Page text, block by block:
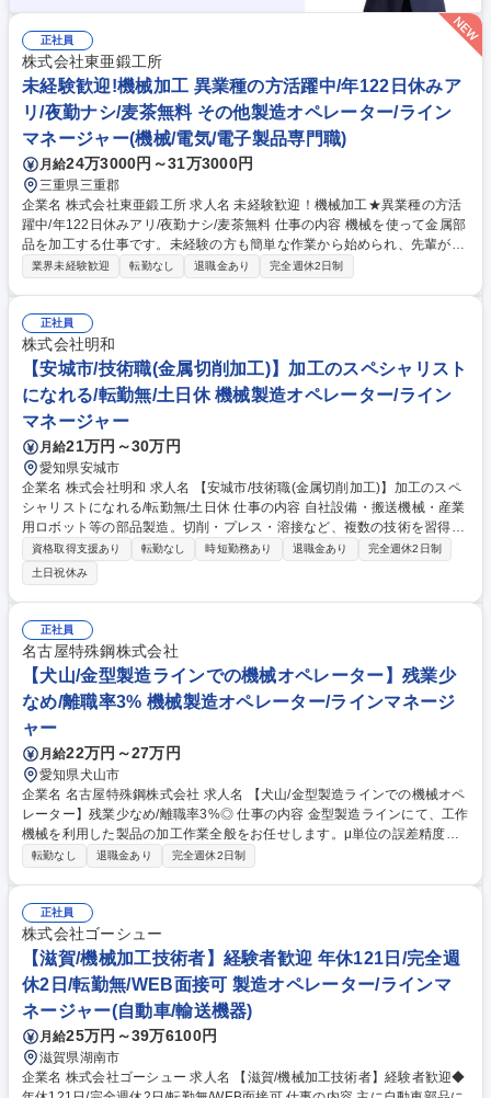
正社員
株式会社東亜鍛工所
未経験歓迎!機械加工 異業種の方活躍中/年122日休みア
リ/夜勤ナシ/麦茶無料 その他製造オペレーター/ライン
マネージャー(機械/電気/電子製品専門職)
月給24万3000円～31万3000円
三重県三重郡
企業名 株式会社東亜鍛工所 求人名 未経験歓迎！機械加工★異業種の方活
躍中/年122日休みアリ/夜勤ナシ/麦茶無料 仕事の内容 機械を使って金属部
品を加工する仕事です。未経験の方も簡単な作業から始められ、先輩が丁
寧にサポートします。安定企業で転勤なく、長く働ける環境です。 機械を
教え、一人ひとりの成長に合わせて少しずつ仕事をお任せします。慣れて
きたら加工方法を考えたり、機械の調整などにも挑戦できます。転勤がな
く、安定した環境で長く働けます。 募集職種 未経験歓迎！機械加工★異
業種の方活躍中/年122日休みアリ/夜勤ナシ/麦茶無料
業界未経験歓迎 転勤なし 退職金あり 完全週休2日制
正社員
株式会社明和
【安城市/技術職(金属切削加工)】加工のスペシャリスト
になれる/転勤無/土日休 機械製造オペレーター/ライン
マネージャー
月給21万円～30万円
愛知県安城市
企業名 株式会社明和 求人名 【安城市/技術職(金属切削加工)】加工のスペ
シャリストになれる/転勤無/土日休 仕事の内容 自社設備・搬送機械・産業
用ロボット等の部品製造。切削・プレス・溶接など、複数の技術を習得で
きます。大手メーカーとの取引も厚い安定企業で、一生モノの技術を身に
つけることができます。 レーザー・板金加工・溶接加工といった様々な加
工技術を持っておりますので、多能工を目指すことができます。 【当社の
強み】当社は精密な金属加工をコア技術としています。60年にわたり、株
式会社FUJI様とのお取引があり、金型の設計から製品の製造までを一貫し
て行える高い技術力で評価いただいています。レーザー、プレス、切削な
ど幅広い技術から最適な生産を提案し、複合加工で複雑な形状の製品も加
工が対応可能です。 募集職種 【安城市/技術職(金属切削加工)】加工のス
ペシャリストになれる/転勤無/土日休
資格取得支援あり 転勤なし 時短勤務あり 退職金あり
完全週休2日制
土日祝休み
正社員
名古屋特殊鋼株式会社
【犬山/金型製造ラインでの機械オペレーター】残業少
なめ/離職率3% 機械製造オペレーター/ラインマネージ
ャー
月給22万円～27万円
愛知県犬山市
企業名 名古屋特殊鋼株式会社 求人名 【犬山/金型製造ラインでの機械オペ
レーター】残業少なめ/離職率3%◎ 仕事の内容 金型製造ラインにて、工作
機械を利用した製品の加工作業全般をお任せします。μ単位の誤差精度が
求められる高精密金型の製造に携わっていただきます。※業務内容の変更
業務等も行います。 ■業務に慣れてきたら、トラブル発生時の対応や保守
作業も担当します。 ■手のひらサイズから２ｍ級の大型まで幅広い金型製
作に携わります。 ■μ単位の誤差精度が求められる高精密金型の製造プロ
セスをサポート。 募集職種 【犬山/金型製造ラインでの機械オペレータ
ー】残業少なめ/離職率3%◎
転勤なし 退職金あり 完全週休2日制
正社員
株式会社ゴーシュー
【滋賀/機械加工技術者】経験者歓迎 年休121日/完全週
休2日/転勤無/WEB面接可 製造オペレーター/ラインマ
ネージャー(自動車/輸送機器)
月給25万円～39万6100円
滋賀県湖南市
企業名 株式会社ゴーシュー 求人名 【滋賀/機械加工技術者】経験者歓迎◆